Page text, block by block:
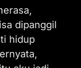
dipanggil
hidup